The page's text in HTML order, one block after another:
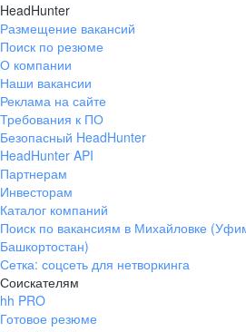
HeadHunter
Размещение вакансий
Поиск по резюме
О компании
Наши вакансии
Реклама на сайте
Требования к ПО
Безопасный HeadHunter
HeadHunter API
Партнерам
Инвесторам
Каталог компаний
Поиск по вакансиям в Михайловке
Башкортостан)
Сетка: соцсеть для нетворкинга
Соискателям
hh PRO
Готовое резюме